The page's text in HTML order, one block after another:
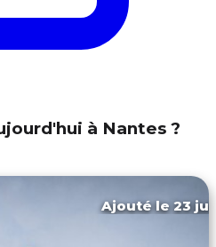
à Nantes ?
Ajouté le 23